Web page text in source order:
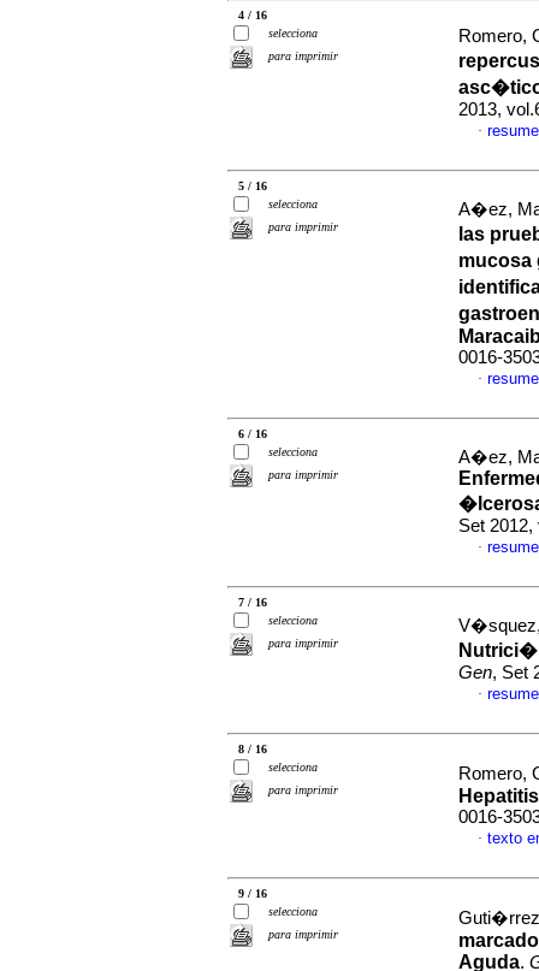
4 / 16
selecciona
para imprimir
Romero,
2013,
·
5 / 16
selecciona
para imprimir
A�ez,
las
0016-
·
6 / 16
selecciona
para imprimir
A�ez,
Set 2012,
·
7 / 16
selecciona
para imprimir
V�squez,
Gen, Set
·
8 / 16
selecciona
para imprimir
Romero,
0016-
· texto
9 / 16
selecciona
para imprimir
Aguda.